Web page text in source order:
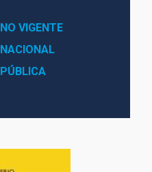
NO VIGENTE
NACIONAL
PÚBLICA